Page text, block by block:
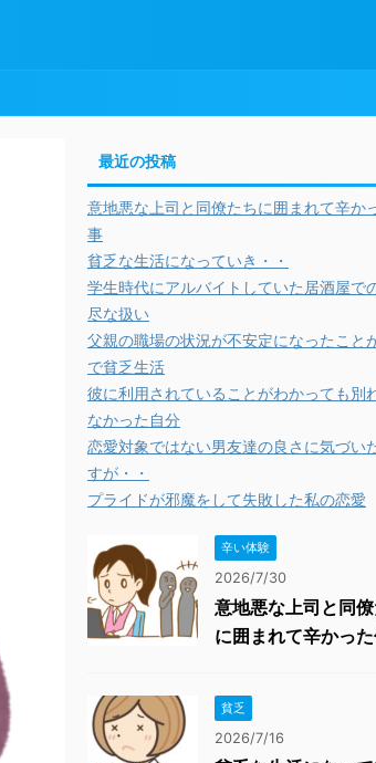
最近の投稿
意地悪な上司と同僚たちに囲まれて辛か
事
貧乏な生活になっていき・・
学生時代にアルバイトしていた居酒屋で
尽な扱い
父親の職場の状況が不安定になったこと
で貧乏生活
彼に利用されていることがわかっても別
なかった自分
恋愛対象ではない男友達の良さに気づい
すが・・
プライドが邪魔をして失敗した私の恋愛
辛い体験
2026/7/30
意地悪な上司と同
に囲まれて辛かっ
貧乏
2026/7/16